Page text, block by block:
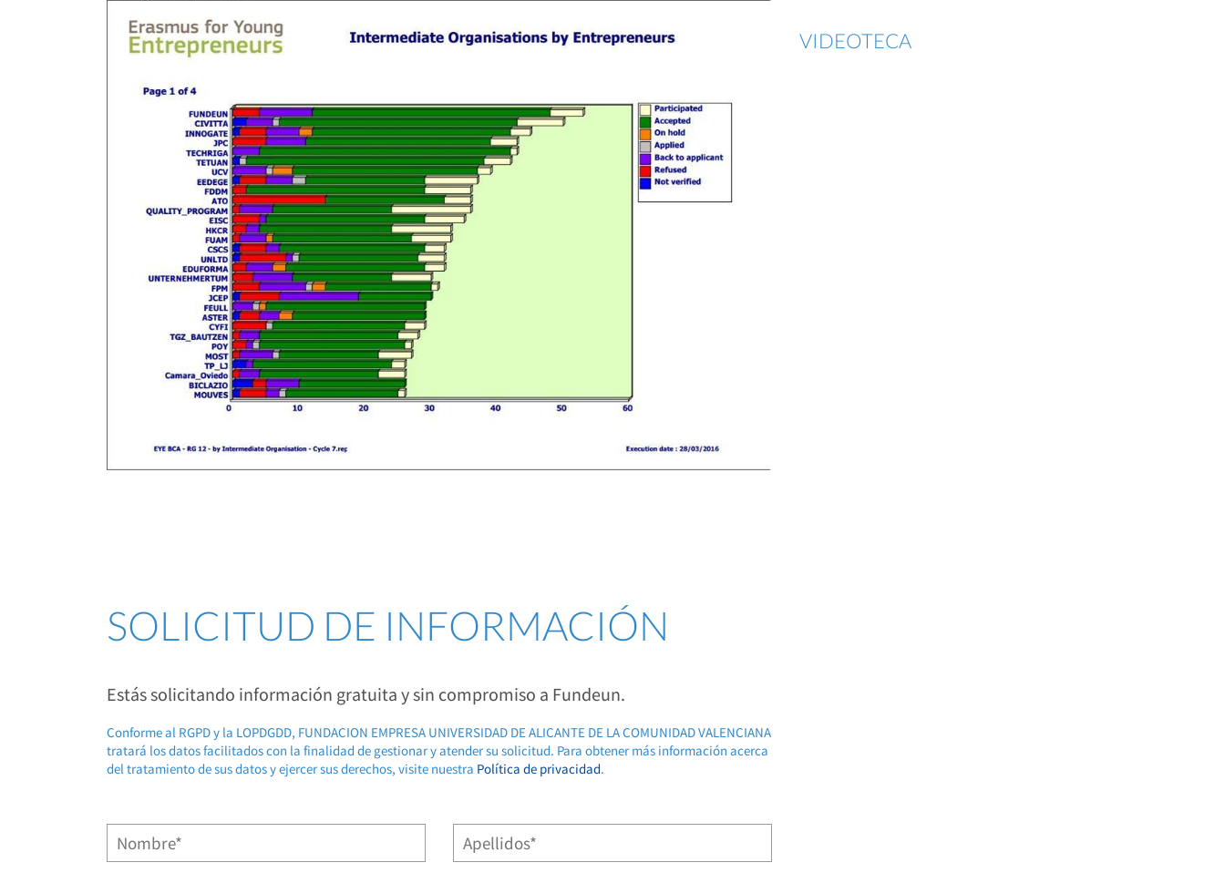
SOLICITUD DE INFORMACIÓN
Estás solicitando información gratuita y sin compromiso a Fundeun.
Conforme al RGPD y la LOPDGDD, FUNDACION EMPRESA UNIVERSIDAD DE ALICANTE DE LA COMUNIDAD VALENCIANA
tratará los datos facilitados con la finalidad de gestionar y atender su solicitud. Para obtener más información acerca
del tratamiento de sus datos y ejercer sus derechos, visite nuestra Política de privacidad.
VIDEOTECA